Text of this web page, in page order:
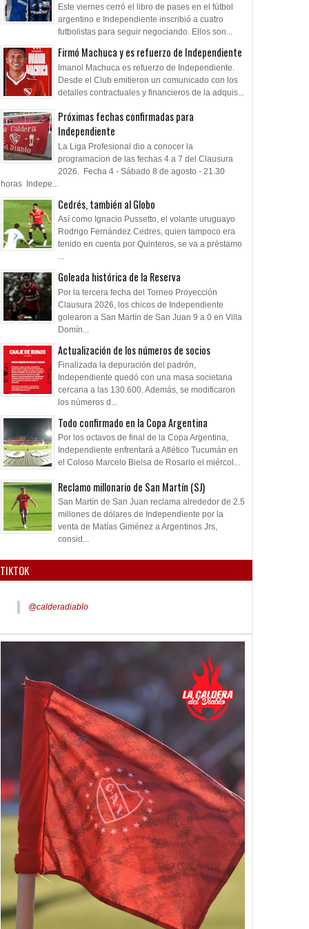
Este viernes cerró el libro de pases en el fútbol
argentino e Independiente inscribió a cuatro
futbolistas para seguir negociando. Ellos son...
Firmó Machuca y es refuerzo de Independiente
Imanol Machuca es refuerzo de Independiente.
Desde el Club emitieron un comunicado con los
detalles contractuales y financieros de la adquis...
Próximas fechas confirmadas para
Independiente
La Liga Profesional dio a conocer la
programacion de las fechas 4 a 7 del Clausura
2026. Fecha 4 - Sábado 8 de agosto - 21.30
horas Indepe...
Cedrés, también al Globo
Así como Ignacio Pussetto, el volante uruguayo
Rodrigo Fernández Cedres, quien tampoco era
tenido en cuenta por Quinteros, se va a préstamo
...
Goleada histórica de la Reserva
Por la tercera fecha del Torneo Proyección
Clausura 2026, los chicos de Independiente
golearon a San Martín de San Juan 9 a 0 en Villa
Domín...
Actualización de los números de socios
Finalizada la depuración del padrón,
Independiente quedó con una masa societaria
cercana a las 130.600. Además, se modificaron
los números d...
Todo confirmado en la Copa Argentina
Por los octavos de final de la Copa Argentina,
Independiente enfrentará a Atlético Tucumán en
el Coloso Marcelo Bielsa de Rosario el miércol...
Reclamo millonario de San Martín (SJ)
San Martín de San Juan reclama alrededor de 2.5
millones de dólares de Independiente por la
venta de Matías Giménez a Argentinos Jrs,
consid...
TIKTOK
@calderadiablo